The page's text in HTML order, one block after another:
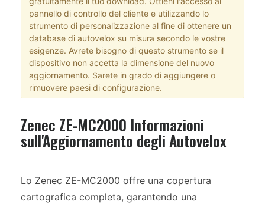
pannello di controllo del cliente e utilizzando lo
strumento di personalizzazione al fine di ottenere un
database di autovelox su misura secondo le vostre
esigenze. Avrete bisogno di questo strumento se il
dispositivo non accetta la dimensione del nuovo
aggiornamento. Sarete in grado di aggiungere o
rimuovere paesi di configurazione.
Zenec ZE-MC2000 Informazioni
sull'Aggiornamento degli Autovelox
Lo Zenec ZE-MC2000 offre una copertura
cartografica completa, garantendo una